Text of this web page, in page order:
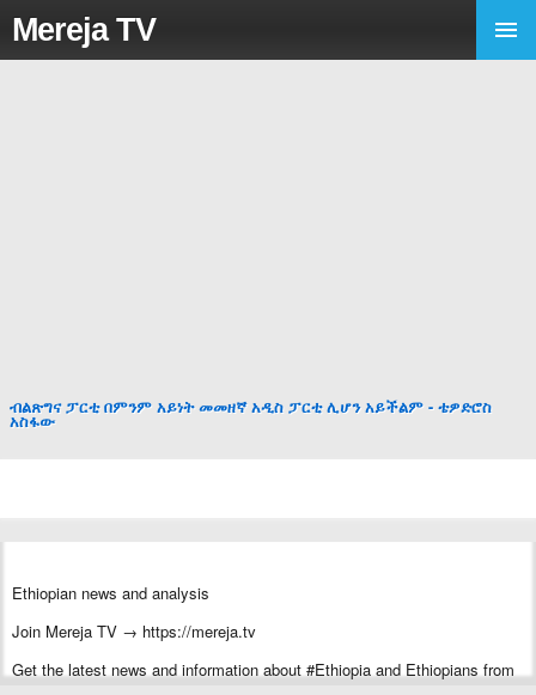
Mereja TV
ብልጽግና ፓርቲ በምንም አይነት መመዘኛ አዲስ ፓርቲ ሊሆን አይችልም - ቴዎድሮስ
አስፋው
Ethiopian news and analysis
Join Mereja TV → https://mereja.tv
Get the latest news and information about #Ethiopia and Ethiopians from